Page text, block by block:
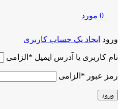
0 مورد
ورود ایجاد یک حساب کاربری
نام کاربری یا آدرس ایمیل * الزامی
رمز عبور * الزامی
ورود